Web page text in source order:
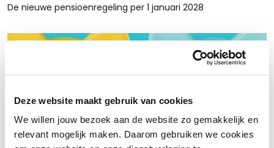
Deze website maakt gebruik van cookies
We willen jouw bezoek aan de website zo gemakkelijk en
relevant mogelijk maken. Daarom gebruiken we cookies
De nieuwe pensioenregeling per 1 januari 2028
Rust en ruimte met werkkapitaalfinanciering: voor retailers
die tijdelijk krap zitten